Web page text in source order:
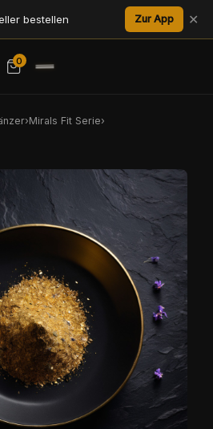
bestellen Zur App ✕
0
›Mirals Fit Serie›